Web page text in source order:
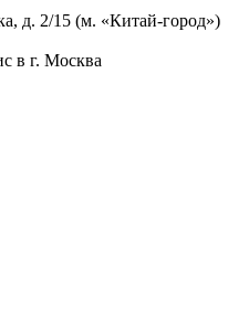
д. 2/15 (м. «Китай-город»)
в г. Москва